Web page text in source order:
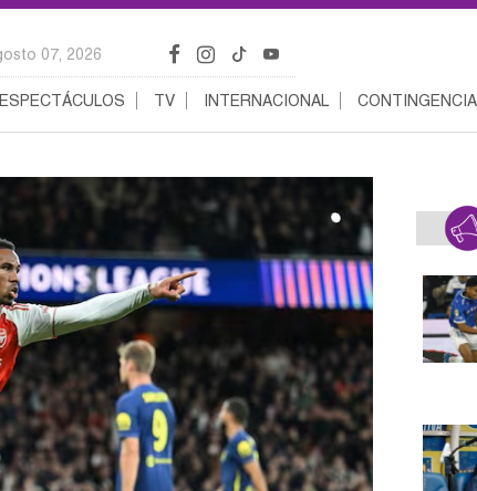
07, 2026
ESPECTÁCULOS TV INTERNACIONAL CONTINGENCIA